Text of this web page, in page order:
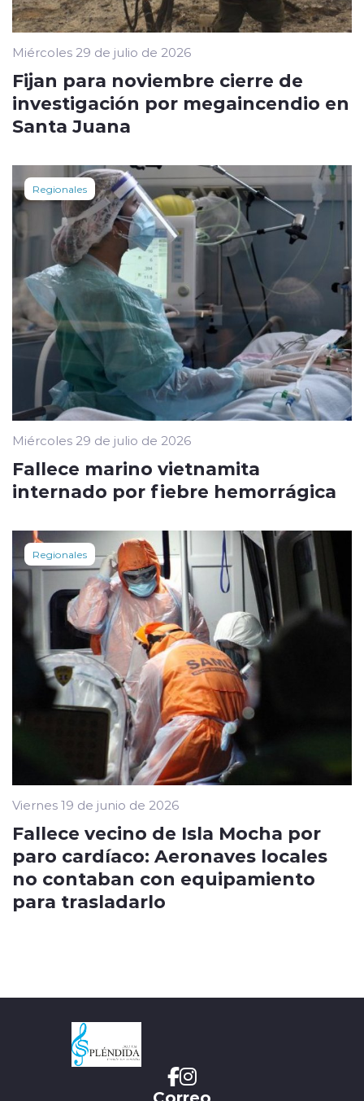
Miércoles 29 de julio de 2026
Fijan para noviembre cierre de
investigación por megaincendio en
Santa Juana
Regionales
Miércoles 29 de julio de 2026
Fallece marino vietnamita
internado por fiebre hemorrágica
Regionales
Viernes 19 de junio de 2026
Fallece vecino de Isla Mocha por
paro cardíaco: Aeronaves locales
no contaban con equipamiento
para trasladarlo
Correo